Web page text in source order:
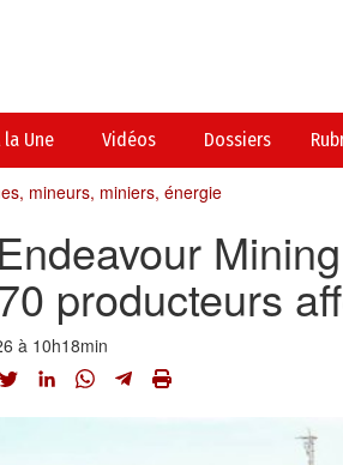
la Une Vidéos Dossiers
mineurs, miniers, énergie
producteurs
à 10h18min